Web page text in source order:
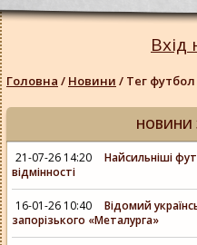
Вхід
Головна / Новини / Тег футбол
НОВИНИ
21-07-26 14:20
Найсильніші
відмінності
16-01-26 10:40
Відомий
запорізького «Металурга»